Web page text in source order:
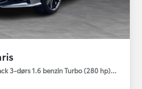
3-dørs 1.6 benzin Turbo (280 hp) Aut.